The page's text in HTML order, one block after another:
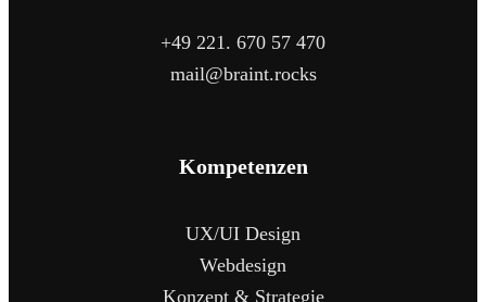
+49 221. 670 57 470
mail@braint.rocks
Kompetenzen
UX/UI Design
Webdesign
Konzept & Strategie